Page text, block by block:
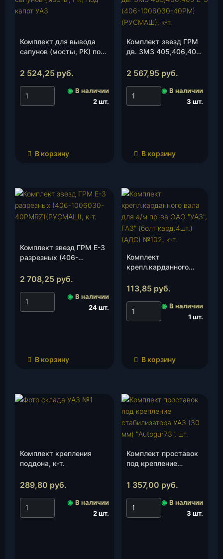
Комплект для вывода
сапунов (мосты, РК) под
2 524,25 руб.
◉ В наличии
2 шт.
В корзину
Комплект звезд ГРМ
дв. ЗМЗ 405,406,409
40РМ)(РУСМАШ), к-т.
2 567,95 руб.
◉ В наличии
3 шт.
В корзину
Комплект звезд ГРМ Е-3
разрезных (406-
(РУСМАШ), к-т.
2 708,25 руб.
◉ В наличии
24 шт.
В корзину
Комплект
крепл.карданного
ОАО «УАЗ», ГАЗ»
(АДС) №102, к-т.
113,85 руб.
◉ В наличии
1 шт.
В корзину
Комплект крепления
поддона, к-т.
289,80 руб.
◉ В наличии
2 шт.
Комплект проставок
под крепление
(30 мм) «Autogur73»,
1 357,00 руб.
◉ В наличии
3 шт.